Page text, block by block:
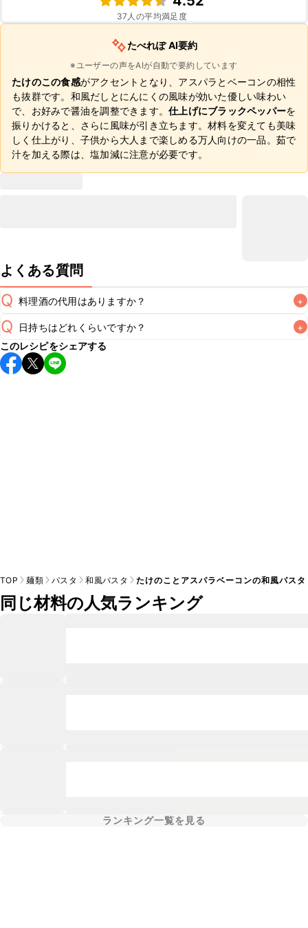
37 人の平均満足度
たべれぽ AI要約
※ユーザーの声をAIが自動で要約しています
たけのこの食感がアクセントとなり、アスパラとベーコンの相性
も抜群です。和風だしとにんにくの風味が効いた優しい味わい
で、お好みで醤油を調整できます。 仕上げにブラックペッパーを
振りかけると、さらに風味が引き立ちます。材料を変えても美味
しく仕上がり、子供から大人まで楽しめる万人向けの一品。茹で
汁を加える際は、塩加減に注意が必要です。
よくある質問
Q 料理酒の代用はありますか？ +
A
Q 日持ちはどれくらいですか？ +
こちらのレシピは出来たてをお召し上がりいただくことをお
すすめします。
このレシピをシェアする
TOP 麺類 パスタ 和風パスタ たけのことアスパラベーコンの和風パスタ
同じ材料の人気ランキング
ランキング一覧を見る